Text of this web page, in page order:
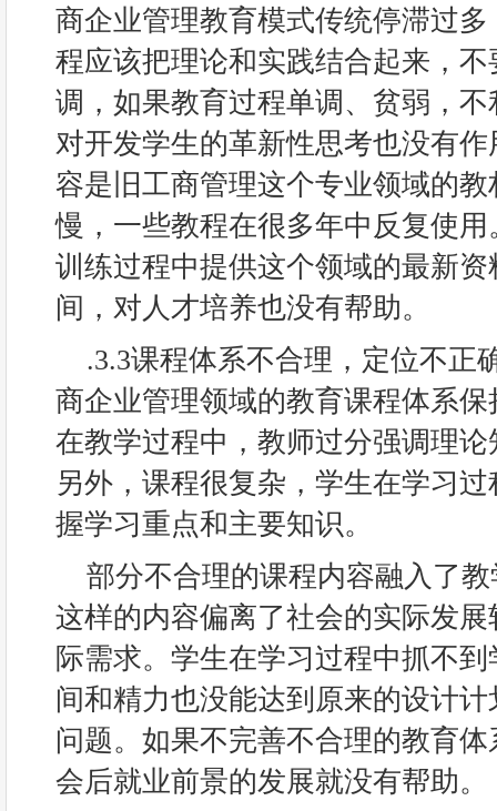
商企业管理教育模式传统停滞过
程应该把理论和实践结合起来，
调，如果教育过程单调、贫弱，
对开发学生的革新性思考也没有
容是旧工商管理这个专业领域的
慢，一些教程在很多年中反复使
训练过程中提供这个领域的最新
间，对人才培养也没有帮助。
.3.3课程体系不合理，定位不正
商企业管理领域的教育课程体系
在教学过程中，教师过分强调理
另外，课程很复杂，学生在学习
握学习重点和主要知识。
部分不合理的课程内容融入了
这样的内容偏离了社会的实际发
际需求。学生在学习过程中抓不
间和精力也没能达到原来的设计
问题。如果不完善不合理的教育
会后就业前景的发展就没有帮助。